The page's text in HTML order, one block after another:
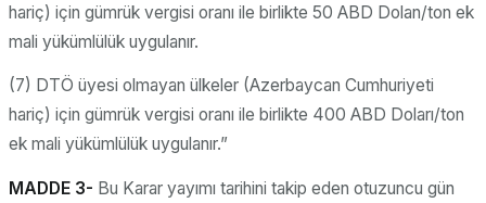
hariç) için gümrük vergisi oranı ile birlikte 50 ABD Dolan/ton ek
mali yükümlülük uygulanır.
(7) DTÖ üyesi olmayan ülkeler (Azerbaycan Cumhuriyeti
hariç) için gümrük vergisi oranı ile birlikte 400 ABD Doları/ton
ek mali yükümlülük uygulanır.”
MADDE 3- Bu Karar yayımı tarihini takip eden otuzuncu gün